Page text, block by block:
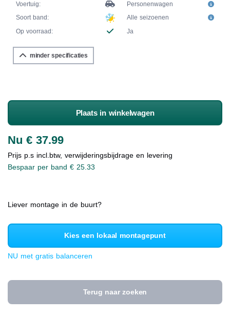
Voertuig:
Personenwagen
Soort band:
Alle seizoenen
Op voorraad:
Ja
minder specificaties
Plaats in winkelwagen
Nu € 37.99
Prijs p.s incl.btw, verwijderingsbijdrage en levering
Bespaar per band € 25.33
Liever montage in de buurt?
Kies een lokaal montagepunt
NU met gratis balanceren
Terug naar zoeken